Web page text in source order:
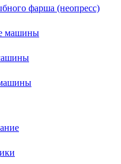
фарша (неопресс)
машины